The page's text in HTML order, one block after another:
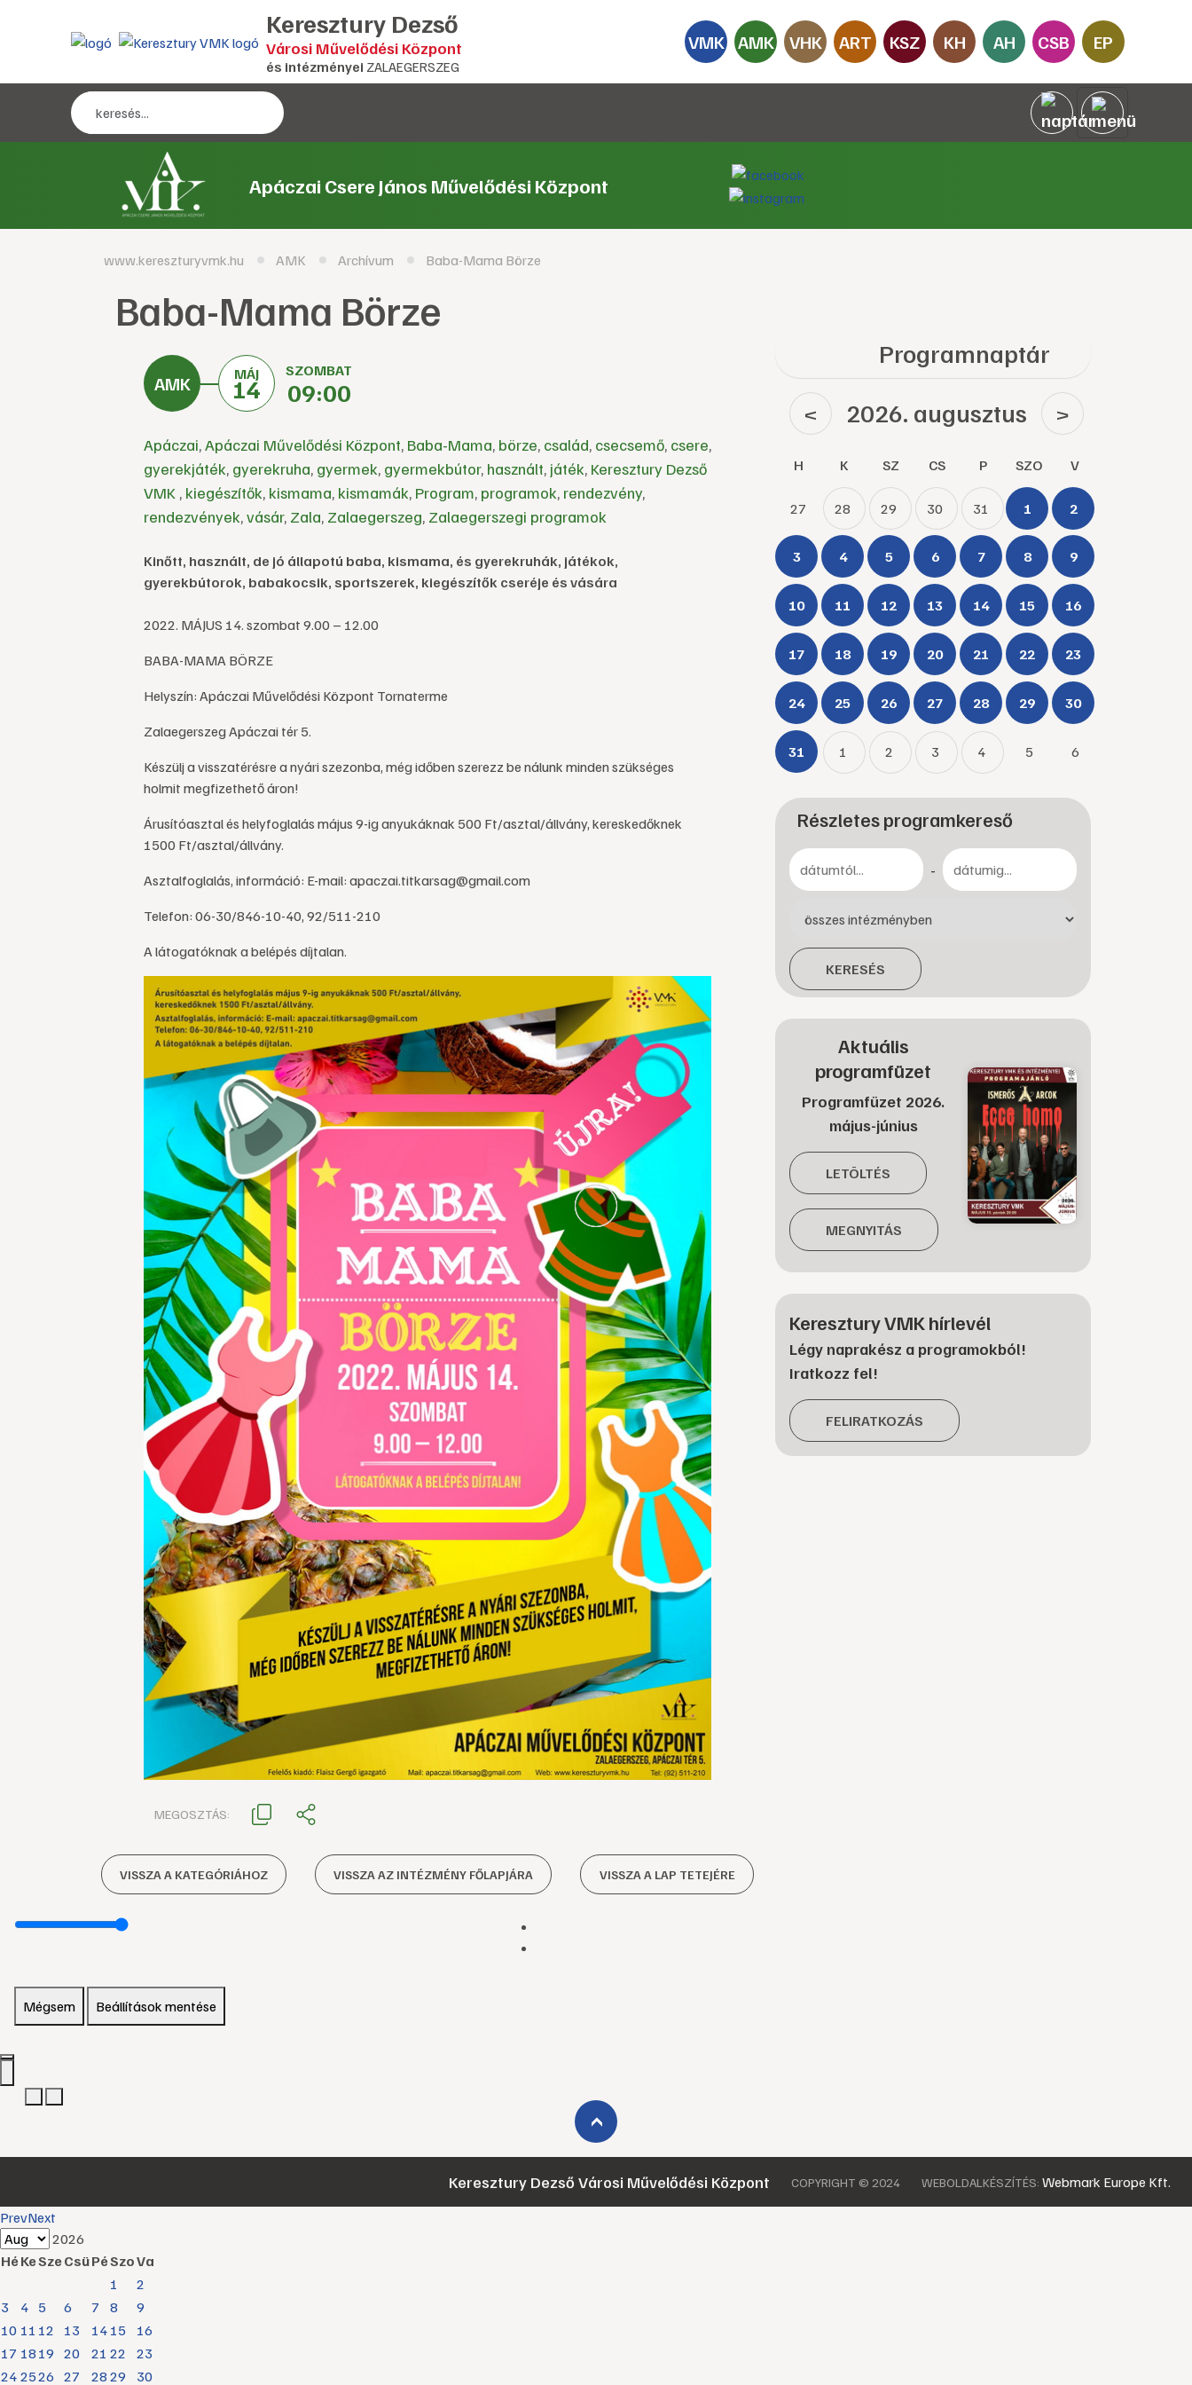
Keresztury Dezső
Városi Művelődési Központ
és intézményei ZALAEGERSZEG
VMK AMK VHK ART KSZ KH AH CSB EP
Apáczai Csere János Művelődési Központ
www.kereszturyvmk.hu AMK Archívum Baba-Mama Börze
Baba-Mama Börze
MÁJ
14
SZOMBAT
09:00
Apáczai,Apáczai Művelődési Központ, Baba-Mama, börze, család, csecsemő, csere,
gyerekjáték, gyerekruha, gyermek, gyermekbútor, használt, játék, Keresztury Dezső
VMK , kiegészítők, kismama, kismamák, Program, programok, rendezvény,
rendezvények,vásár, Zala, Zalaegerszeg, Zalaegerszegi programok
Kinőtt, használt, de jó állapotú baba, kismama, és gyerekruhák, játékok,
gyerekbútorok, babakocsik, sportszerek, kiegészítők cseréje és vására
2022. MÁJUS 14. szombat 9.00 – 12.00
BABA-MAMA BÖRZE
Helyszín: Apáczai Művelődési Központ Tornaterme
Zalaegerszeg Apáczai tér 5.
Készülj a visszatérésre a nyári szezonba, még időben szerezz be nálunk minden szükséges
holmit megfizethető áron!
Árusítóasztal és helyfoglalás május 9-ig anyukáknak 500 Ft/asztal/állvány, kereskedőknek
1500 Ft/asztal/állvány.
Asztalfoglalás, információ: E-mail: apaczai.titkarsag@gmail.com
Telefon: 06-30/846-10-40, 92/511-210
A látogatóknak a belépés díjtalan.
MEGOSZTÁS:
VISSZA A KATEGÓRIÁHOZ VISSZA AZ INTÉZMÉNY FŐLAPJÁRA VISSZA A LAP TETEJÉRE
Programnaptár
< 2026. augusztus >
H K SZ CS P SZO V
27 28 29 30 31 1 2
3 4 5 6 7 8 9
10 11 12 13 14 15 16
17 18 19 20 21 22 23
24 25 26 27 28 29 30
31 1 2 3 4 5 6
Részletes programkereső
-
KERESÉS
Aktuális
programfüzet
Programfüzet 2026.
május-június
LETÖLTÉS
MEGNYITÁS
Keresztury VMK hírlevél
Légy naprakész a programokból!
Iratkozz fel!
FELIRATKOZÁS
Mégsem Beállítások mentése
›
Keresztury Dezső Városi Művelődési Központ COPYRIGHT © 2024 WEBOLDALKÉSZÍTÉS: Webmark Europe Kft.
PrevNext
2026
HéKeSzeCsüPéSzoVa
1
2
3
4 5 6 7 8
9
10 11 12 13 14 15
16
17 18 19 20 21 22
23
24 2526 27 28 29 30